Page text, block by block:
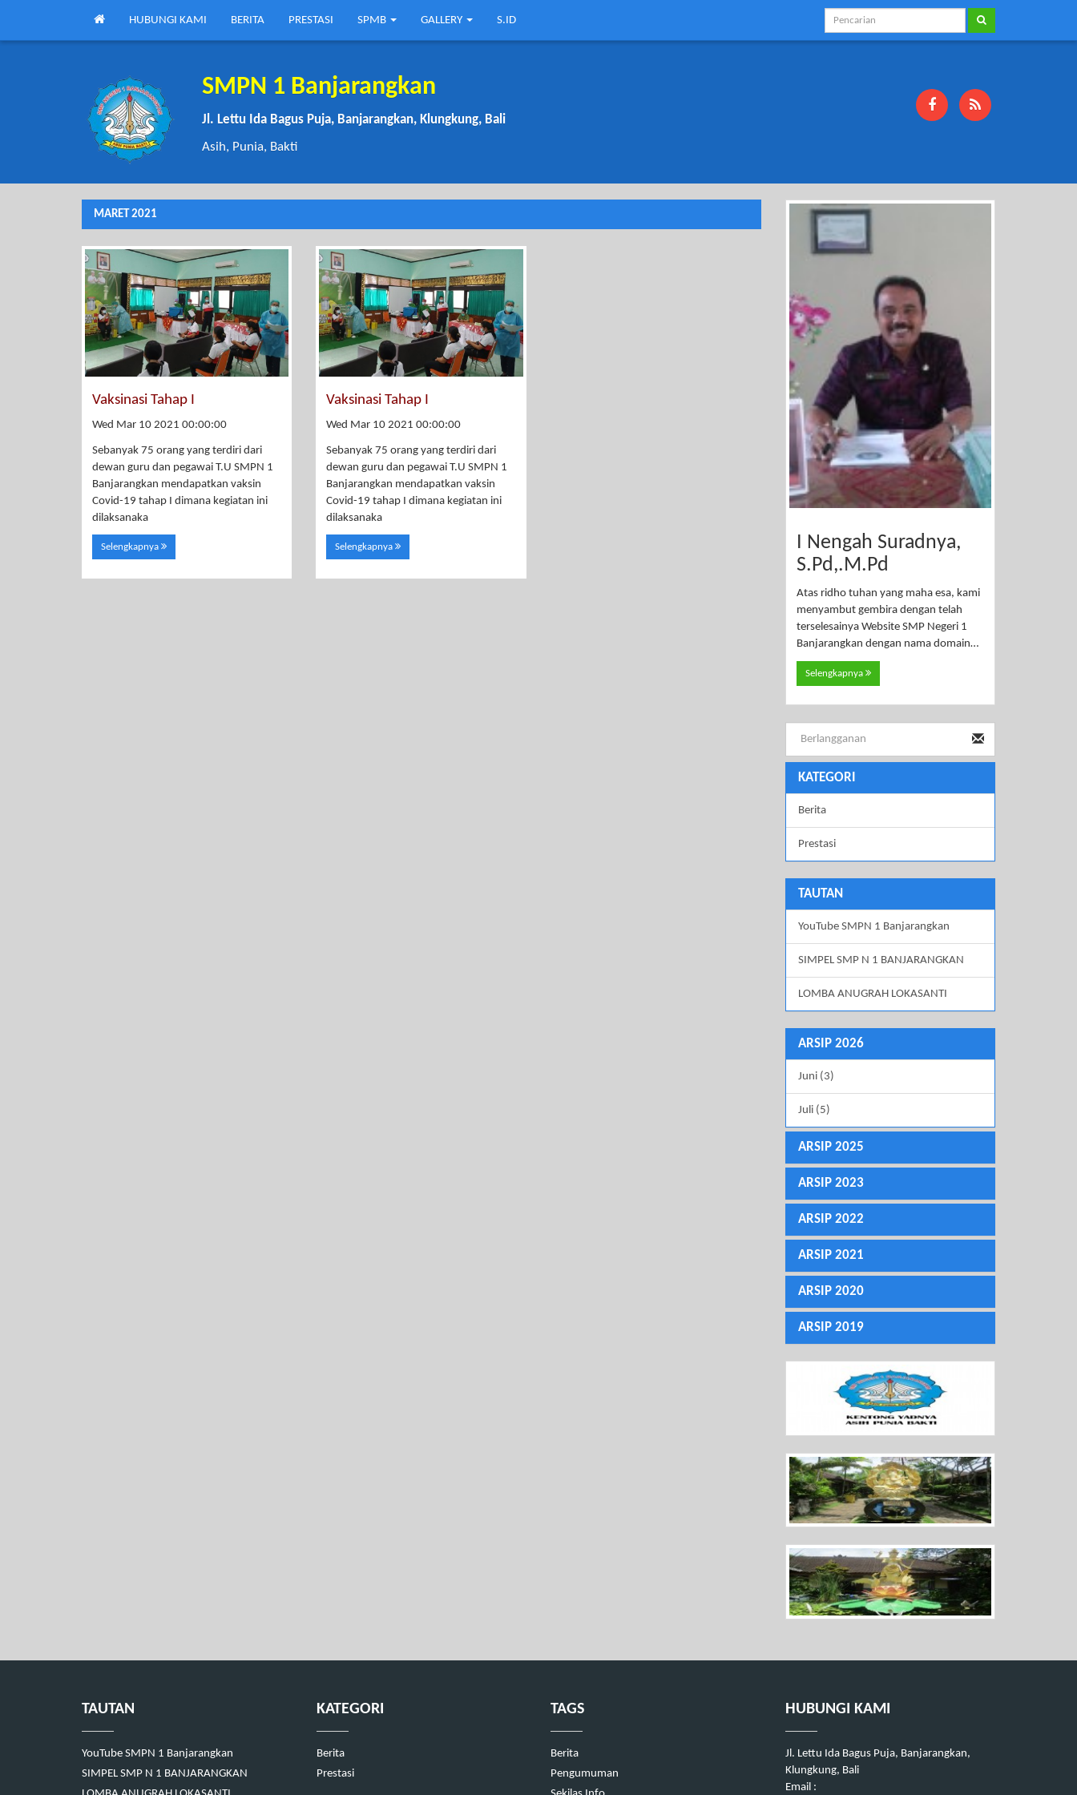
HUBUNGI KAMI BERITA PRESTASI SPMB GALLERY S.ID
SMPN 1 Banjarangkan
Jl. Lettu Ida Bagus Puja, Banjarangkan, Klungkung, Bali
Asih, Punia, Bakti
MARET 2021
Vaksinasi Tahap I
Wed Mar 10 2021 00:00:00
Sebanyak 75 orang yang terdiri dari
dewan guru dan pegawai T.U SMPN 1
Banjarangkan mendapatkan vaksin
Covid-19 tahap I dimana kegiatan ini
dilaksanaka
Selengkapnya
Vaksinasi Tahap I
Wed Mar 10 2021 00:00:00
Sebanyak 75 orang yang terdiri dari
dewan guru dan pegawai T.U SMPN 1
Banjarangkan mendapatkan vaksin
Covid-19 tahap I dimana kegiatan ini
dilaksanaka
Selengkapnya
I Nengah Suradnya,
S.Pd,.M.Pd
Atas ridho tuhan yang maha esa, kami
menyambut gembira dengan telah
terselesainya Website SMP Negeri 1
Banjarangkan dengan nama domain…
Selengkapnya
KATEGORI
Berita
Prestasi
TAUTAN
YouTube SMPN 1 Banjarangkan
SIMPEL SMP N 1 BANJARANGKAN
LOMBA ANUGRAH LOKASANTI
ARSIP 2026
Juni (3)
Juli (5)
ARSIP 2025
ARSIP 2023
ARSIP 2022
ARSIP 2021
ARSIP 2020
ARSIP 2019
TAUTAN
YouTube SMPN 1 Banjarangkan
SIMPEL SMP N 1 BANJARANGKAN
KATEGORI
Berita
Prestasi
TAGS
Berita
Pengumuman
HUBUNGI KAMI
Jl. Lettu Ida Bagus Puja, Banjarangkan,
Klungkung, Bali
Email :